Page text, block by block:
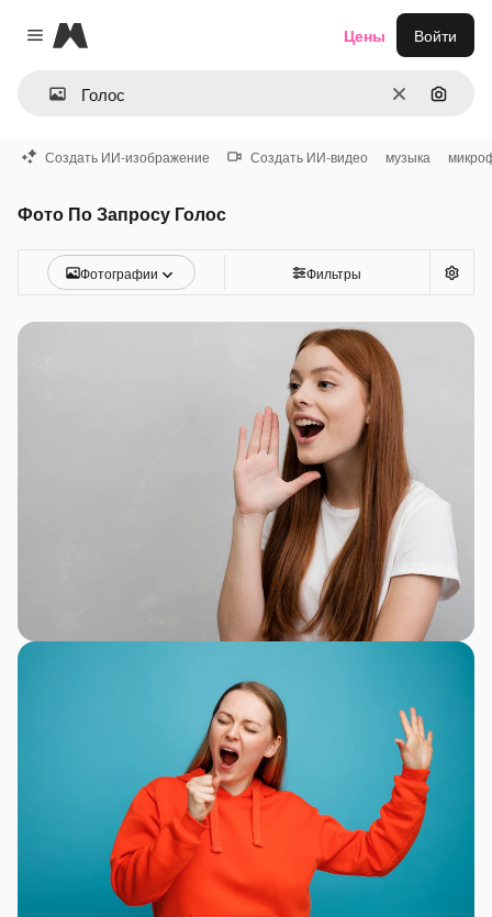
Close menu
Magnific
ОчиститьПоиск
Цены Войти
Создать ИИ-изображение Создать ИИ-видео музыка
Фото По Запросу Голос
Фотографии Фильтры